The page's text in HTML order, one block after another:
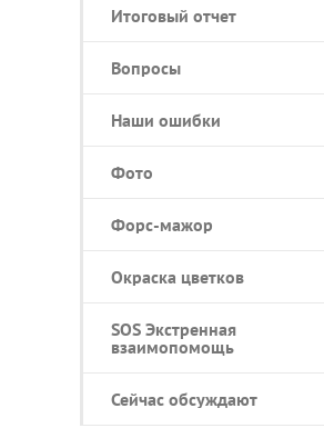
Итоговый отчет
Вопросы
Наши ошибки
Фото
Форс-мажор
Окраска цветков
SOS Экстренная
взаимопомощь
Сейчас обсуждают